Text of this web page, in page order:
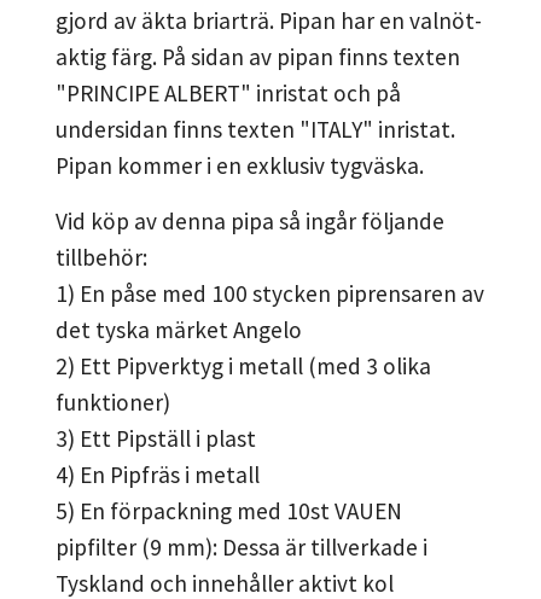
gjord av äkta briarträ. Pipan har en valnöt-
aktig färg. På sidan av pipan finns texten
"PRINCIPE ALBERT" inristat och på
undersidan finns texten "ITALY" inristat.
Pipan kommer i en exklusiv tygväska.
Vid köp av denna pipa så ingår följande
tillbehör:
1) En påse med 100 stycken piprensaren av
det tyska märket Angelo
2) Ett Pipverktyg i metall (med 3 olika
funktioner)
3) Ett Pipställ i plast
4) En Pipfräs i metall
5) En förpackning med 10st VAUEN
pipfilter (9 mm): Dessa är tillverkade i
Tyskland och innehåller aktivt kol